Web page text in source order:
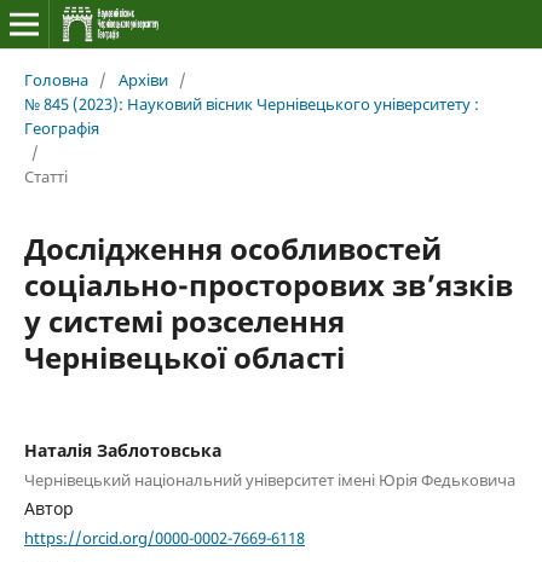
Головна / Архіви /
№ 845 (2023): Науковий вісник Чернівецького університету :
Географія
/
Статті
Дослідження особливостей
соціально-просторових зв’язків
у системі розселення
Чернівецької області
Наталія Заблотовська
Чернівецький національний університет імені Юрія Федьковича
Автор
https://orcid.org/0000-0002-7669-6118